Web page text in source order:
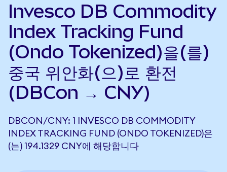
Invesco DB Commodity
Index Tracking Fund
(Ondo Tokenized)을(를)
중국 위안화(으)로 환전
(DBCon → CNY)
DBCON/CNY: 1 INVESCO DB COMMODITY
INDEX TRACKING FUND (ONDO TOKENIZED)은
(는) 194.1329 CNY에 해당합니다